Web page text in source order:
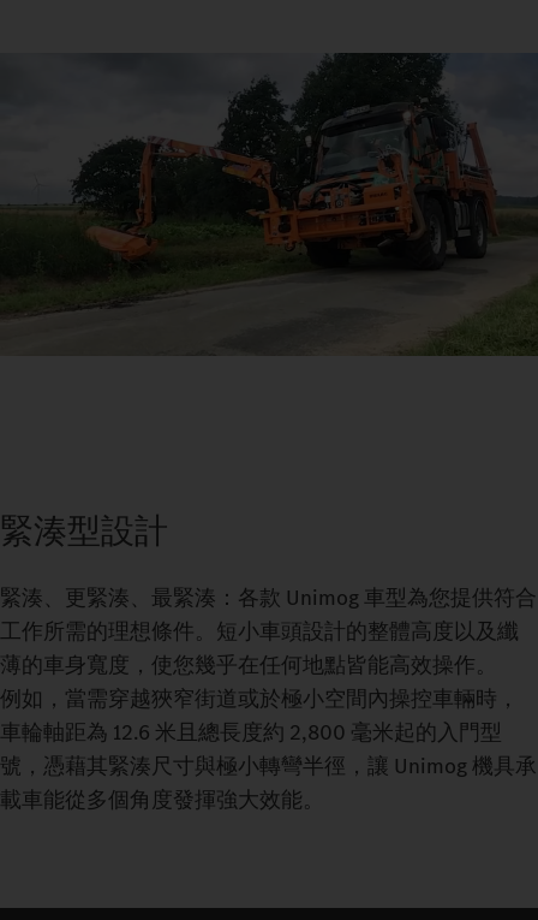
Unimog 機具承載車為您帶來節能的出行體驗，並因其多用途設
計而具備高度使用率。保養間隔長達約 1,400 運行小時，讓您的
Unimog 機具承載車擁有多種用途，全年皆可投入使用。
Unimog 機具承載車配備全輪轉向系統，即使於狹窄空間亦能靈
緊湊型設計
緊湊、更緊湊、最緊湊：各款 Unimog 車型為您提供符合
工作所需的理想條件。短小車頭設計的整體高度以及纖
薄的車身寬度，使您幾乎在任何地點皆能高效操作。
例如，當需穿越狹窄街道或於極小空間內操控車輛時，
車輪軸距為 12.6 米且總長度約 2,800 毫米起的入門型
號，憑藉其緊湊尺寸與極小轉彎半徑，讓 Unimog 機具承
載車能從多個角度發揮強大效能。